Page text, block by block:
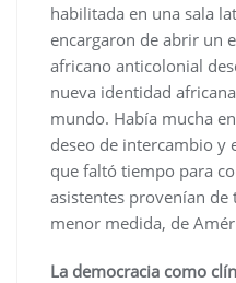
habilitada en una sala
encargaron de abrir un
africano anticolonial
nueva identidad
mundo. Había mucha
deseo de intercambio y
que faltó tiempo para
asistentes provenían
menor medida, de
La democracia como